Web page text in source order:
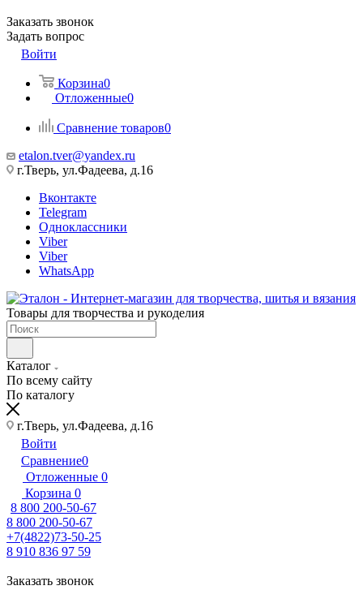
Заказать звонок
Задать вопрос
Войти
Корзина0
Отложенные0
Сравнение товаров0
etalon.tver@yandex.ru
г.Тверь, ул.Фадеева, д.16
Вконтакте
Telegram
Одноклассники
Viber
Viber
WhatsApp
Товары для творчества и рукоделия
Каталог
По всему сайту
По каталогу
г.Тверь, ул.Фадеева, д.16
Войти
Сравнение0
Отложенные 0
Корзина 0
8 800 200-50-67
8 800 200-50-67
+7(4822)73-50-25
8 910 836 97 59
Заказать звонок